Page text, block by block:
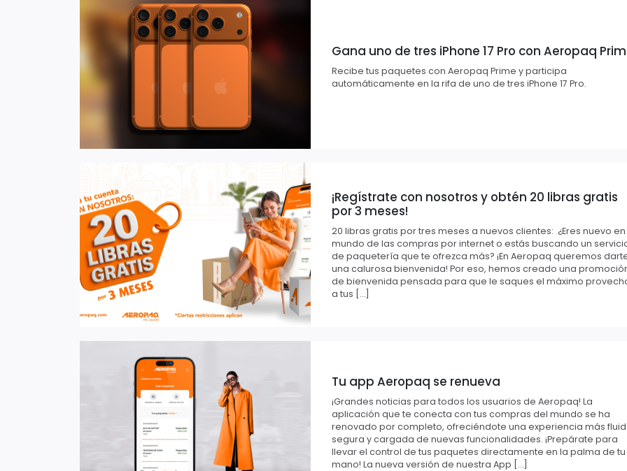
Gana uno de tres iPhone 17 Pro con Aeropaq
Recibe tus paquetes con Aeropaq Prime y participa
automáticamente en la rifa de uno de tres iPhone 17 Pro.
¡Regístrate con nosotros y obtén 20 libras gratis
por 3 meses!
20 libras gratis por tres meses a nuevos clientes: ¿Eres nuevo en
mundo de las compras por internet o estás buscando un
de paquetería que te ofrezca más? ¡En Aeropaq queremos
una calurosa bienvenida! Por eso, hemos creado una
de bienvenida pensada para que le saques el máximo
a tus […]
Tu app Aeropaq se renueva
¡Grandes noticias para todos los usuarios de Aeropaq! La
aplicación que te conecta con tus compras del mundo se ha
renovado por completo, ofreciéndote una experiencia más
segura y cargada de nuevas funcionalidades. ¡Prepárate para
llevar el control de tus paquetes directamente en la palma de tu
mano! La nueva versión de nuestra App […]